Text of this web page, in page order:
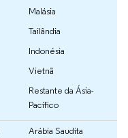
Malásia
Tailândia
Indonésia
Vietnã
Restante da Ásia-
Pacífico
Arábia Saudita